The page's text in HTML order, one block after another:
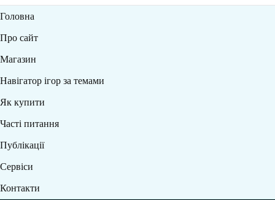
Головна
Про сайт
Магазин
Навігатор ігор за темами
Як купити
Часті питання
Публікації
Сервіси
Контакти